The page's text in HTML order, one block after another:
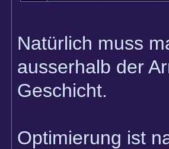
Natürlich muss
ausserhalb der
Geschicht.
Optimierung ist